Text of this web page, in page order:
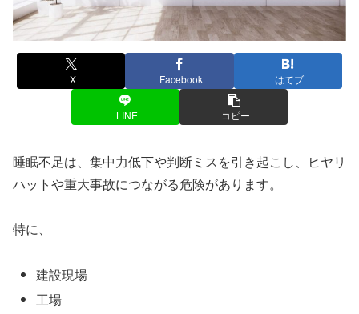
X Facebook はてブ
LINE コピー
睡眠不足は、集中力低下や判断ミスを引き起こし、ヒヤリ
ハットや重大事故につながる危険があります。
特に、
建設現場
工場